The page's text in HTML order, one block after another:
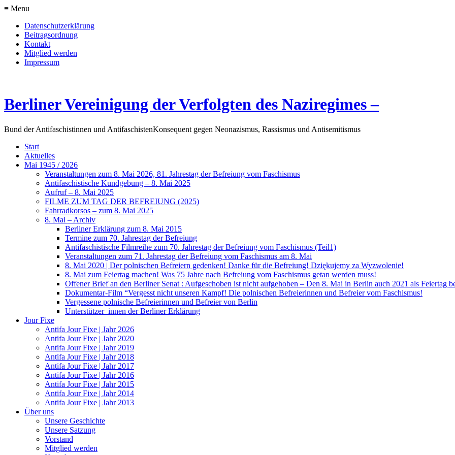
≡ Menu
Datenschutzerklärung
Beitragsordnung
Kontakt
Mitglied werden
Impressum
Berliner Vereinigung der Verfolgten des Naziregimes –
Bund der Antifaschistinnen und AntifaschistenKonsequent gegen Neonazismus, Rassismus und Antisemitismus
Start
Aktuelles
Mai 1945 / 2026
Veranstaltungen zum 8. Mai 2026, 81. Jahrestag der Befreiung vom Faschismus
Antifaschistische Kundgebung – 8. Mai 2025
Aufruf – 8. Mai 2025
FILME ZUM TAG DER BEFREIUNG (2025)
Fahrradkorsos – zum 8. Mai 2025
8. Mai – Archiv
Berliner Erklärung zum 8. Mai 2015
Termine zum 70. Jahrestag der Befreiung
Antifaschistische Filmreihe zum 70. Jahrestag der Befreiung vom Faschismus (Teil1)
Veranstaltungen zum 71. Jahrestag der Befreiung vom Faschismus am 8. Mai
8. Mai 2020 | Der polnischen Befreiern gedenken! Danke für die Befreiung! Dziękujemy za Wyzwolenie!
8. Mai zum Feiertag machen! Was 75 Jahre nach Befreiung vom Faschismus getan werden muss!
Offener Brief an den Berliner Senat : Aufgeschoben ist nicht aufgehoben – Den 8. Mai in Berlin auch 2021 als Feiertag
Dokumentar-Film “Vergesst nicht unseren Kampf! Die polnischen Befreierinnen und Befreier vom Faschismus!
Vergessene polnische Befreierinnen und Befreier von Berlin
Unterstützer_innen der Berliner Erklärung
Jour Fixe
Antifa Jour Fixe | Jahr 2026
Antifa Jour Fixe | Jahr 2020
Antifa Jour Fixe | Jahr 2019
Antifa Jour Fixe | Jahr 2018
Antifa Jour Fixe | Jahr 2017
Antifa Jour Fixe | Jahr 2016
Antifa Jour Fixe | Jahr 2015
Antifa Jour Fixe | Jahr 2014
Antifa Jour Fixe | Jahr 2013
Über uns
Unsere Geschichte
Unsere Satzung
Vorstand
Mitglied werden